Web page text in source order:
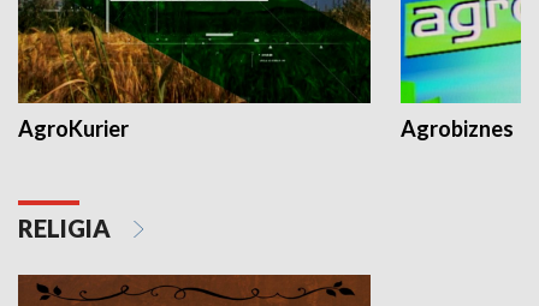
AgroKurier Agrobiznes
RELIGIA